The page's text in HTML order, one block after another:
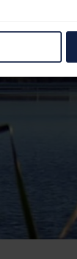
y los
que haga del
con otra